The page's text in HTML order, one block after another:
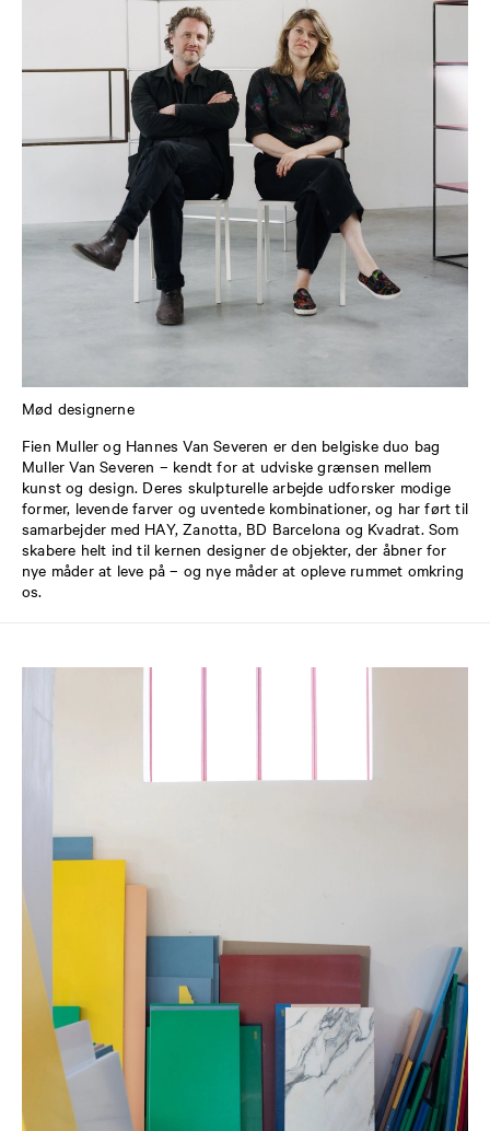
Mød designerne
Fien Muller og Hannes Van Severen er den belgiske duo bag
Muller Van Severen – kendt for at udviske grænsen mellem
kunst og design. Deres skulpturelle arbejde udforsker modige
former, levende farver og uventede kombinationer, og har ført til
samarbejder med HAY, Zanotta, BD Barcelona og Kvadrat. Som
skabere helt ind til kernen designer de objekter, der åbner for
nye måder at leve på – og nye måder at opleve rummet omkring
os.